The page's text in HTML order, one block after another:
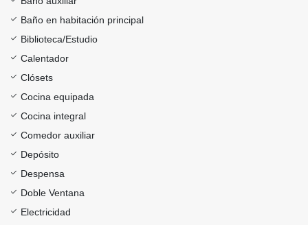
Baño en habitación principal
Biblioteca/Estudio
Calentador
Clósets
Cocina equipada
Cocina integral
Comedor auxiliar
Depósito
Despensa
Doble Ventana
Electricidad